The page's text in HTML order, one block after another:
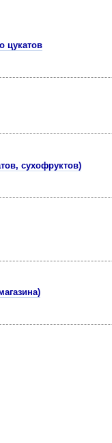
цукатов
сухофруктов)